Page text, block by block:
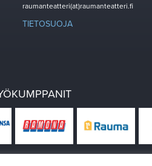
raumanteatteri(at)raumanteatteri.fi
TIETOSUOJA